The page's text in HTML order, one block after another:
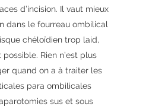
d’incision. Il vaut mieux
dans le fourreau ombilical
chéloïdien trop laid,
Rien n’est plus
quand on a à traiter les
para ombilicales
sus et sous